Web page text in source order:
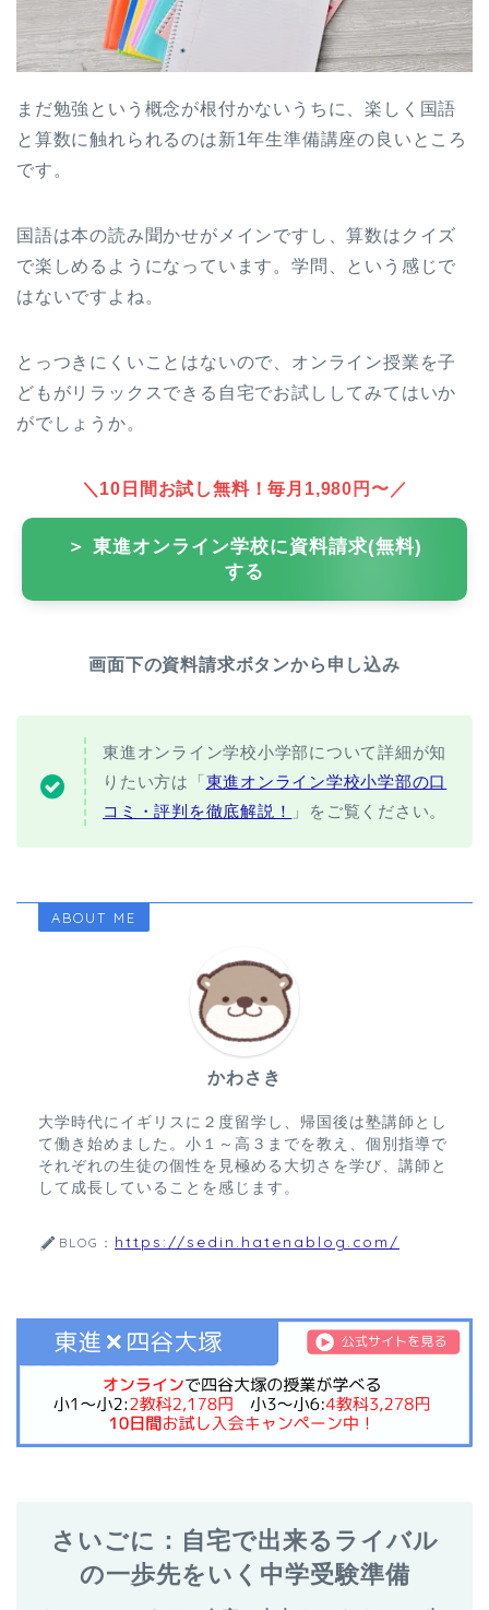
まだ勉強という概念が根付かないうちに、楽しく国語
と算数に触れられるのは新1年生準備講座の良いところ
です。
国語は本の読み聞かせがメインですし、算数はクイズ
で楽しめるようになっています。学問、という感じで
はないですよね。
とっつきにくいことはないので、オンライン授業を子
どもがリラックスできる自宅でお試ししてみてはいか
がでしょうか。
＼10日間お試し無料！毎月1,980円〜／
＞ 東進オンライン学校に資料請求(無料)
する
画面下の資料請求ボタンから申し込み
東進オンライン学校小学部について詳細が知
りたい方は「東進オンライン学校小学部の口
コミ・評判を徹底解説！
」をご覧ください。
ABOUT ME
かわさき
大学時代にイギリスに２度留学し、帰国後は塾講師とし
て働き始めました。小１～高３までを教え、個別指導で
それぞれの生徒の個性を見極める大切さを学び、講師と
して成長していることを感じます。
BLOG： https://sedin.hatenablog.com/
さいごに：自宅で出来るライバル
の一歩先をいく中学受験準備